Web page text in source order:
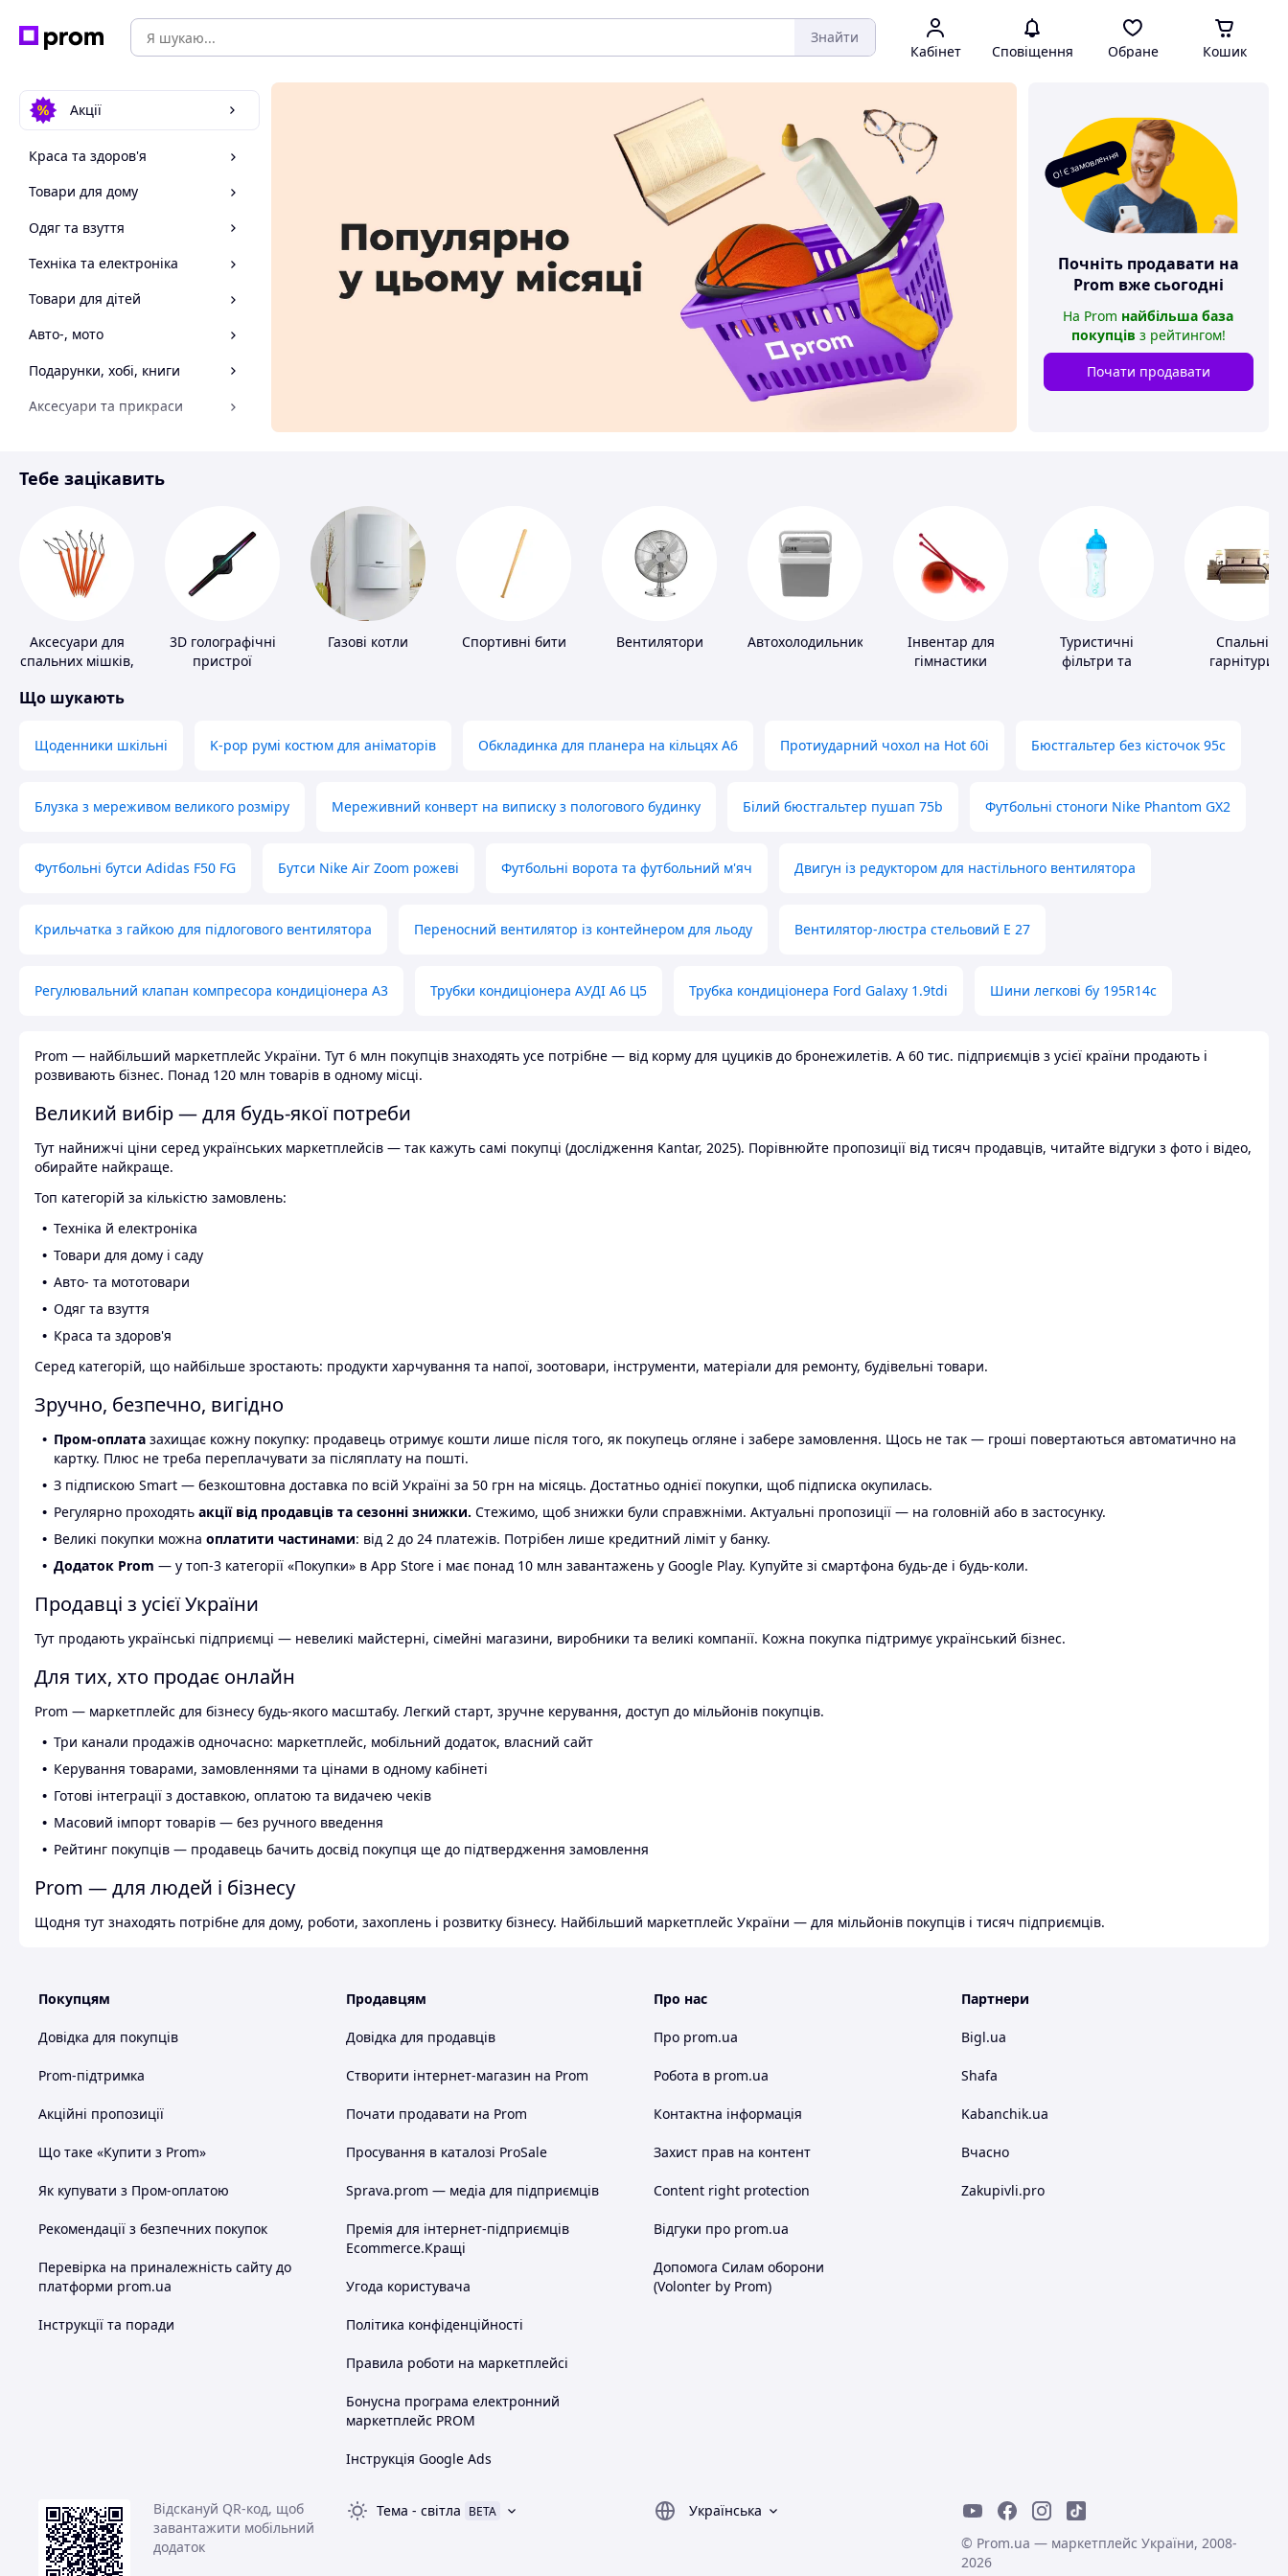
Знайти
Кабінет Сповіщення Обране Кошик
Акції
Краса та здоров'я
Товари для дому
Одяг та взуття
Техніка та електроніка
Товари для дітей
Авто-, мото
Подарунки, хобі, книги
Аксесуари та прикраси
Спорт і відпочинок
О! Є замовлення
Почніть продавати на
Prom вже сьогодні
На Prom найбільша база
покупців з рейтингом!
Почати продавати
Тебе зацікавить
Аксесуари для
спальних мішків,
наметів
3D голографічні
пристрої
Газові котли Спортивні бити Вентилятори Автохолодильники
Інвентар для
гімнастики
Туристичні
фільтри та
Спальні
гарнітури
Що шукають
Щоденники шкільні K-pop румі костюм для аніматорів Обкладинка для планера на кільцях А6 Протиударний чохол на Hot 60i Бюстгальтер без кісточок 95с
Блузка з мереживом великого розміру Мереживний конверт на виписку з пологового будинку Білий бюстгальтер пушап 75b Футбольні стоноги Nike Phantom GX2
Футбольні бутси Adidas F50 FG Бутси Nike Air Zoom рожеві Футбольні ворота та футбольний м'яч Двигун із редуктором для настільного вентилятора
Крильчатка з гайкою для підлогового вентилятора Переносний вентилятор із контейнером для льоду Вентилятор-люстра стельовий E 27
Регулювальний клапан компресора кондиціонера А3 Трубки кондиціонера АУДІ А6 Ц5 Трубка кондиціонера Ford Galaxy 1.9tdi Шини легкові бу 195R14c
Prom — найбільший маркетплейс України. Тут 6 млн покупців знаходять усе потрібне — від корму для цуциків до бронежилетів. А 60 тис. підприємців з усієї країни продають і
розвивають бізнес. Понад 120 млн товарів в одному місці.
Великий вибір — для будь-якої потреби
Тут найнижчі ціни серед українських маркетплейсів — так кажуть самі покупці (дослідження Kantar, 2025). Порівнюйте пропозиції від тисяч продавців, читайте відгуки з фото і відео,
обирайте найкраще.
Топ категорій за кількістю замовлень:
Техніка й електроніка
Товари для дому і саду
Авто- та мототовари
Одяг та взуття
Краса та здоров'я
Серед категорій, що найбільше зростають: продукти харчування та напої, зоотовари, інструменти, матеріали для ремонту, будівельні товари.
Зручно, безпечно, вигідно
Пром-оплата захищає кожну покупку: продавець отримує кошти лише після того, як покупець огляне і забере замовлення. Щось не так — гроші повертаються автоматично на
картку. Плюс не треба переплачувати за післяплату на пошті.
З підпискою Smart — безкоштовна доставка по всій Україні за 50 грн на місяць. Достатньо однієї покупки, щоб підписка окупилась.
Регулярно проходять акції від продавців та сезонні знижки. Стежимо, щоб знижки були справжніми. Актуальні пропозиції — на головній або в застосунку.
Великі покупки можна оплатити частинами: від 2 до 24 платежів. Потрібен лише кредитний ліміт у банку.
Додаток Prom — у топ-3 категорії «Покупки» в App Store і має понад 10 млн завантажень у Google Play. Купуйте зі смартфона будь-де і будь-коли.
Продавці з усієї України
Тут продають українські підприємці — невеликі майстерні, сімейні магазини, виробники та великі компанії. Кожна покупка підтримує український бізнес.
Для тих, хто продає онлайн
Prom — маркетплейс для бізнесу будь-якого масштабу. Легкий старт, зручне керування, доступ до мільйонів покупців.
Три канали продажів одночасно: маркетплейс, мобільний додаток, власний сайт
Керування товарами, замовленнями та цінами в одному кабінеті
Готові інтеграції з доставкою, оплатою та видачею чеків
Масовий імпорт товарів — без ручного введення
Рейтинг покупців — продавець бачить досвід покупця ще до підтвердження замовлення
Prom — для людей і бізнесу
Щодня тут знаходять потрібне для дому, роботи, захоплень і розвитку бізнесу. Найбільший маркетплейс України — для мільйонів покупців і тисяч підприємців.
Покупцям
Довідка для покупців
Prom-підтримка
Акційні пропозиції
Що таке «Купити з Prom»
Як купувати з Пром-оплатою
Рекомендації з безпечних покупок
Перевірка на приналежність сайту до
платформи prom.ua
Інструкції та поради
Продавцям
Довідка для продавців
Створити інтернет-магазин на Prom
Почати продавати на Prom
Просування в каталозі ProSale
Sprava.prom — медіа для підприємців
Премія для інтернет-підприємців
Ecommerce.Кращі
Угода користувача
Політика конфіденційності
Правила роботи на маркетплейсі
Бонусна програма електронний
маркетплейс PROM
Інструкція Google Ads
Про нас
Про prom.ua
Робота в prom.ua
Контактна інформація
Захист прав на контент
Content right protection
Відгуки про prom.ua
Допомога Силам оборони
(Volonter by Prom)
Партнери
Bigl.ua
Shafa
Kabanchik.ua
Вчасно
Zakupivli.pro
Відскануй QR-код, щоб
завантажити мобільний
додаток
Тема - світла BETA
Українська
© Prom.ua — маркетплейс України, 2008-
2026